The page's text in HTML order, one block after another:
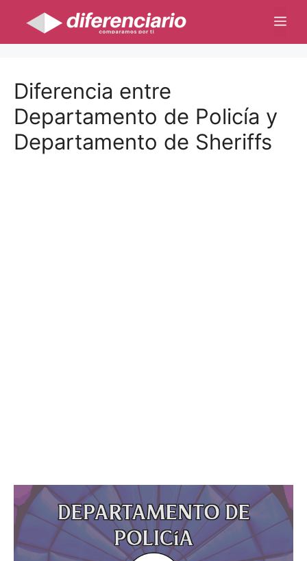
contenido
Diferencia entre
Departamento de Policía y
Departamento de Sheriffs